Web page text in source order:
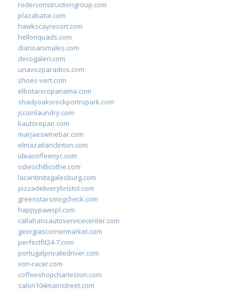
roderconstructiongroup.com
plazabatai.com
hawkscayresort.com
hellonquads.com
diarioanimales.com
decogaleri.com
unavozparadios.com
shoes-vert.com
elbotanicopanama.com
shadyoaksrockportrvpark.com
jccoinlaundry.com
kautorepair.com
marjaeswinebar.com
elmazatlanclinton.com
ideacoffeenyc.com
odieschillicothe.com
lacantinitagalesburg.com
pizzadeliverybristol.com
greenstarsmogcheck.com
happypawspl.com
callahansautoservicecenter.com
georgiascornermarket.com
perfectfit24-7.com
portugalprivatedriver.com
von-racer.com
coffeeshopcharleston.com
salon104mainstreet.com